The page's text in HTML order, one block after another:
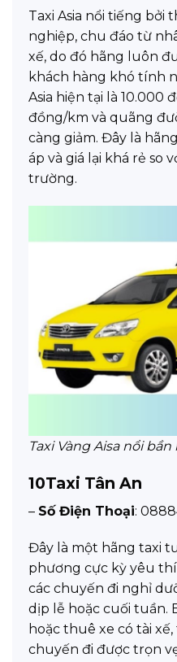
Taxi Asia nổi tiếng bởi
nghiệp, chu đáo từ
xế, do đó hãng luôn
khách hàng khó tính
Asia hiện tại là 10.000
đồng/km và quãng
càng giảm. Đây là
áp và giá lại khá rẻ so
trường.
Taxi Vàng Aisa nổi bần
10Taxi Tân An
– Số Điện Thoại:
Đây là một hãng taxi
phương cực kỳ yêu
các chuyến đi nghỉ
dịp lễ hoặc cuối tuần.
hoặc thuê xe có tài
chuyến đi được trọn